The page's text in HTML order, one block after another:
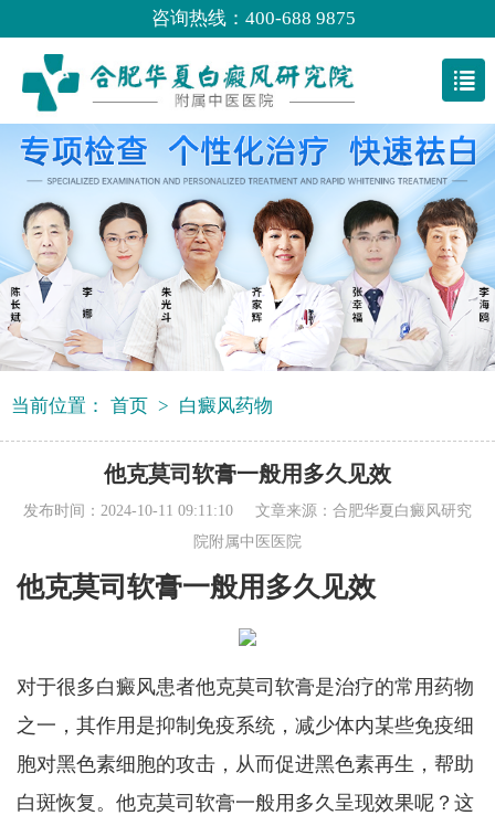
咨询热线：400-688 9875
当前位置： 首页 > 白癜风药物
他克莫司软膏一般用多久见效
发布时间：2024-10-11 09:11:10 文章来源： 合肥华夏白癜风研究
院附属中医医院
他克莫司软膏一般用多久见效
对于很多白癜风患者他克莫司软膏是治疗的常用药物
之一，其作用是抑制免疫系统，减少体内某些免疫细
胞对黑色素细胞的攻击，从而促进黑色素再生，帮助
白斑恢复。他克莫司软膏一般用多久呈现效果呢？这